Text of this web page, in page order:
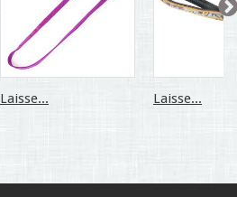
Laisse... Laisse...